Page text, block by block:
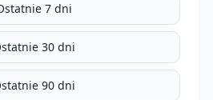
7 dni
30 dni
90 dni